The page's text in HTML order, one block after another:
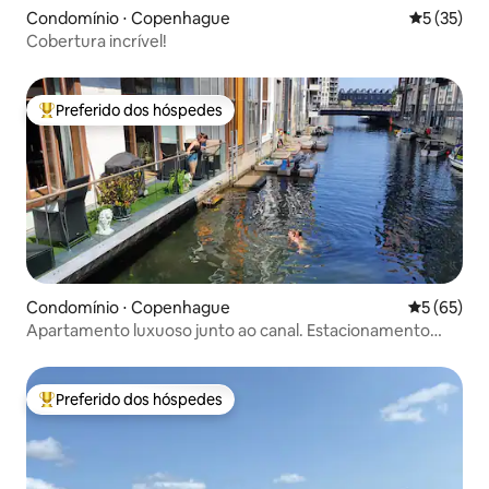
Condomínio ⋅ Copenhague 5 de uma
5 (35)
Cobertura incrível!
Entre os melhores preferidos dos hóspedes
Preferido dos hóspedes
Condomínio ⋅ Copenhague 5 de uma
5 (65)
Apartamento luxuoso junto ao canal. Estacionamento
Entre os melhores preferidos dos hóspedes
Preferido dos hóspedes